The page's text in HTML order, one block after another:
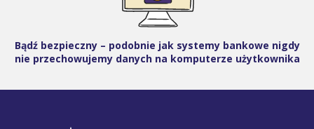
Bądź bezpieczny – podobnie jak systemy bankowe nigdy
nie przechowujemy danych na komputerze użytkownika